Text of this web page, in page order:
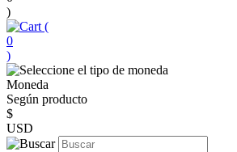
)
(
0
)
Moneda
Según producto
$
USD